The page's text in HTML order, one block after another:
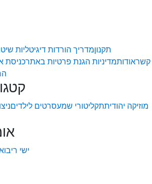
תקנוןמדריך הורדות דיגיטליות
קשראודותמדיניות הגנת פרטיות באתרכניסת
מוזיקה יהודיתתקליטורי שמעסרטים לילדים
ישי ריבו